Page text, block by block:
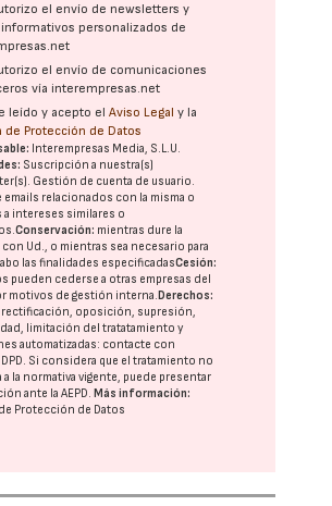
el envío de newsletters y
personalizados de
el envío de comunicaciones
vía interempresas.net
leído y acepto elAviso Legal y la
de Protección de Datos
Interempresas Media, S.L.U.
Suscripción a nuestra(s)
Gestión de cuenta de usuario.
emails relacionados con la misma o
a intereses similares o
Conservación: mientras dure la
Ud., o mientras sea necesario para
las finalidades especificadasCesión:
pueden cederse a otras empresas del
motivos de gestión interna.Derechos:
rectificación, oposición, supresión,
limitación del tratatamiento y
automatizadas: contacte con
. Si considera que el tratamiento no
a la normativa vigente, puede presentar
ante laAEPD.Más información:
Protección de Datos